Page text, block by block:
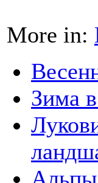
More in:
Зима